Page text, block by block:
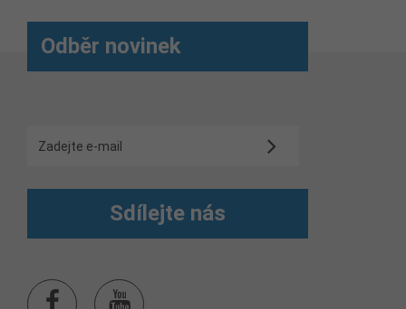
Odběr novinek
Sdílejte nás